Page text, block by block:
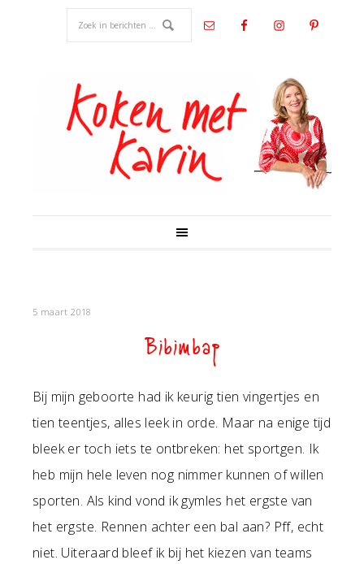
5 maart 2018
Bibimbap
Bij mijn geboorte had ik keurig tien vingertjes en
tien teentjes, alles leek in orde. Maar na enige tijd
bleek er toch iets te ontbreken: het sportgen. Ik
heb mijn hele leven nog nimmer kunnen of willen
sporten. Als kind vond ik gymles het ergste van
het ergste. Rennen achter een bal aan? Pff, echt
niet. Uiteraard bleef ik bij het kiezen van teams